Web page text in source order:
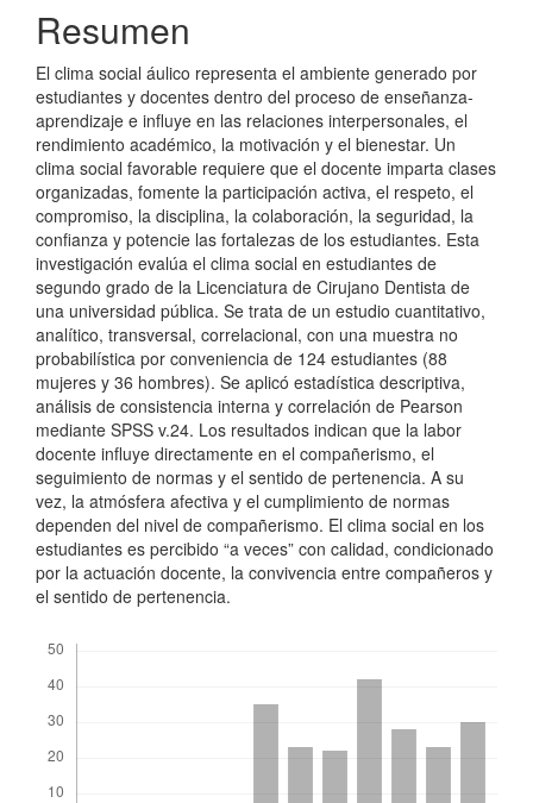
Resumen
El clima social áulico representa el ambiente generado por
estudiantes y docentes dentro del proceso de enseñanza-
aprendizaje e influye en las relaciones interpersonales, el
rendimiento académico, la motivación y el bienestar. Un
clima social favorable requiere que el docente imparta clases
organizadas, fomente la participación activa, el respeto, el
compromiso, la disciplina, la colaboración, la seguridad, la
confianza y potencie las fortalezas de los estudiantes. Esta
investigación evalúa el clima social en estudiantes de
segundo grado de la Licenciatura de Cirujano Dentista de
una universidad pública. Se trata de un estudio cuantitativo,
analítico, transversal, correlacional, con una muestra no
probabilística por conveniencia de 124 estudiantes (88
mujeres y 36 hombres). Se aplicó estadística descriptiva,
análisis de consistencia interna y correlación de Pearson
mediante SPSS v.24. Los resultados indican que la labor
docente influye directamente en el compañerismo, el
seguimiento de normas y el sentido de pertenencia. A su
vez, la atmósfera afectiva y el cumplimiento de normas
dependen del nivel de compañerismo. El clima social en los
estudiantes es percibido “a veces” con calidad, condicionado
por la actuación docente, la convivencia entre compañeros y
el sentido de pertenencia.